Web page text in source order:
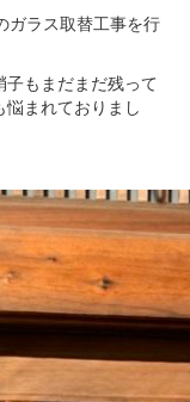
子もまだまだ残って
まれておりまし